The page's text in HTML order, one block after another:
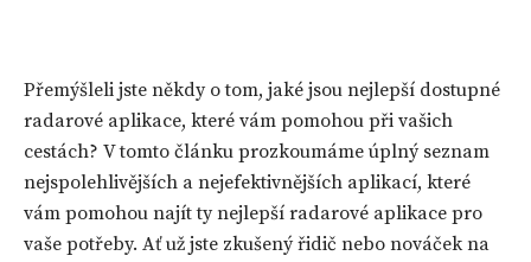
Přemýšleli jste někdy o tom, jaké jsou nejlepší dostupné
radarové aplikace, které vám pomohou při vašich
cestách? V tomto článku prozkoumáme úplný seznam
nejspolehlivějších a nejefektivnějších aplikací, které
vám pomohou najít ty nejlepší radarové aplikace pro
vaše potřeby. Ať už jste zkušený řidič nebo nováček na